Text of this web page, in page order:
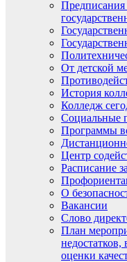
От детской
История
Колледж
Социальные
Программы
Центр
Расписание
О
Вакансии
Слово
План
оценки